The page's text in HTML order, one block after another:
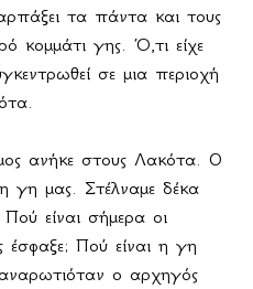
τα πάντα και τους
κομμάτι γης. Ό,τι είχε
σε μια περιοχή
ανήκε στους Λακότα. Ο
γη μας. Στέλναμε δέκα
είναι σήμερα οι
έσφαξε; Πού είναι η γη
ο αρχηγός